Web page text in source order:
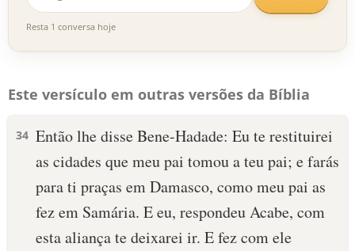
Resta 1 conversa hoje
Este versículo em outras versões da Bíblia
34 Então lhe disse Bene-Hadade: Eu te restituirei
as cidades que meu pai tomou a teu pai; e farás
para ti praças em Damasco, como meu pai as
fez em Samária. E eu, respondeu Acabe, com
esta aliança te deixarei ir. E fez com ele